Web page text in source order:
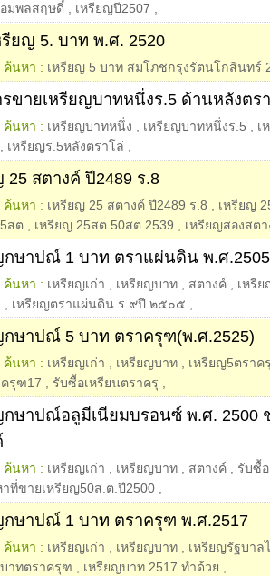
มพลสฤษดิ์
เหรียญปี2507
ยญ 5. บาท พ.ศ. 2520
ค้นหา : เหรียญ 5 บาท สมโภชกรุงรัตนโกสินทร์
รขายเหรียญบาทหนึ่งร.5 ด้านหลังต
ค้นหา : เหรียญบาทหนึ่ง เหรียญบาทหนึ่งร.5
เ
เหรียญร.5หลังตราโล่
25 สตางค์ ปี2489 ร.8
ค้นหา : เหรียญ 25 สตางค์ ปี2489 ร.8
เหรียญ
สต
เหรียญ 25สต 50สต 2539 เหรียญสองสต
กษาปณ์ 1 บาท ตราแผ่นดิน พ.ศ.2505
ค้นหา : เหรียญเก่า เหรียญบาท สตางค์
เหรี
เหรียญตราแผ่นดิน ร.๙ปี ๒๕๐๕
กษาปณ์ 5 บาท ตราครุฑ(พ.ศ.2525)
ค้นหา : เหรียญเก่า เหรียญบาท
เหรียญ5ตราค
รุฑ17
รับซื้อเหรียนตราครุ
กษาปณ์อลูมีเนียมบรอนซ์ พ.ศ. 2500
ค้นหา : เหรียญเก่า เหรียญบาท สตางค์
รับซื้
าที่ขายเหรียญ50ส.ต.ปี2500
กษาปณ์ 1 บาท ตราครุฑ พ.ศ.2517
ค้นหา : เหรียญเก่า เหรียญบาท
เหรียญรัฐบาล
าทตราครุฑ
เหรียญบาท 2517 ทำด้วย